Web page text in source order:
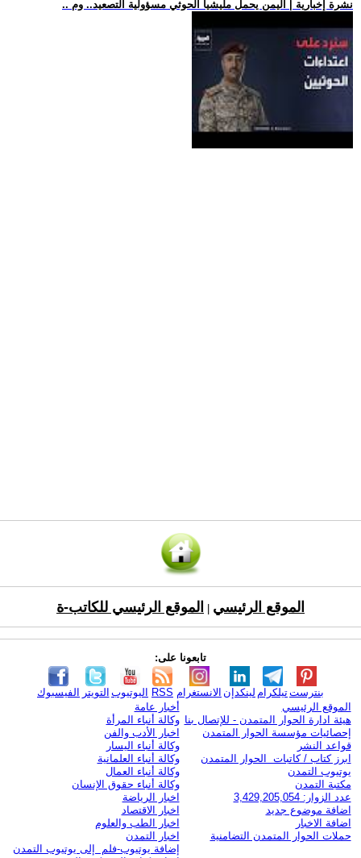
.. نشرة إخبارية | اليمن يحمل مليشيا الحوثي مسؤولية التصعيد.. وم
الموقع الرئيسي الموقع الرئيسي للكاتب-ة
تابعونا على:
الفيسبوك التويتر اليوتيوب RSS الانستغرام لينكدإن تيلكرامبنترست
الموقع الرئيسي
هيئة ادارة الحوار المتمدن - للإتصال بنا
إحصائيات مؤسسة الحوار المتمدن
قواعد النشر
ابرز كتاب / كاتبات الحوار المتمدن
يوتيوب التمدن
مكتبة التمدن
عدد الزوار: 3,429,205,054
اضافة موضوع جديد
اضافة الاخبار
حملات الحوار المتمدن التضامنية
أخبار عامة
وكالة أنباء المرأة
اخبار الأدب والفن
وكالة أنباء اليسار
وكالة أنباء العلمانية
وكالة أنباء العمال
وكالة أنباء حقوق الإنسان
اخبار الرياضة
اخبار الاقتصاد
اخبار الطب والعلوم
اخبار التمدن
إضافة يوتيوب-فلم إلى يوتيوب التمدن